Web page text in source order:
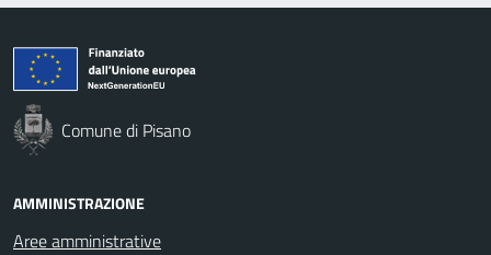
Comune di Pisano
AMMINISTRAZIONE
Aree amministrative